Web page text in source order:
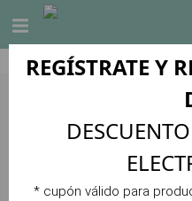
10% DE
Legging Vitality
REGÍSTRATE Y
* cupón válido para